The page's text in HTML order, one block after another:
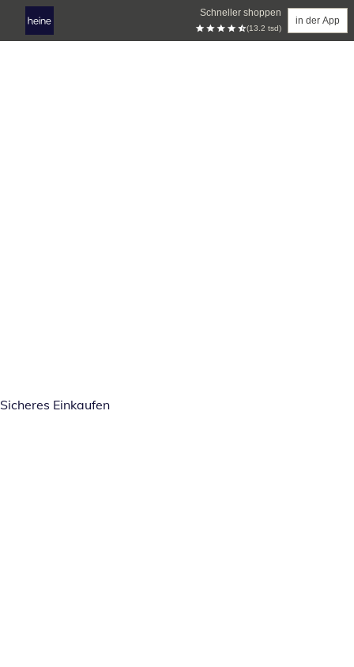
Schneller shoppen
(13.2 tsd)
in der App
Sicheres Einkaufen